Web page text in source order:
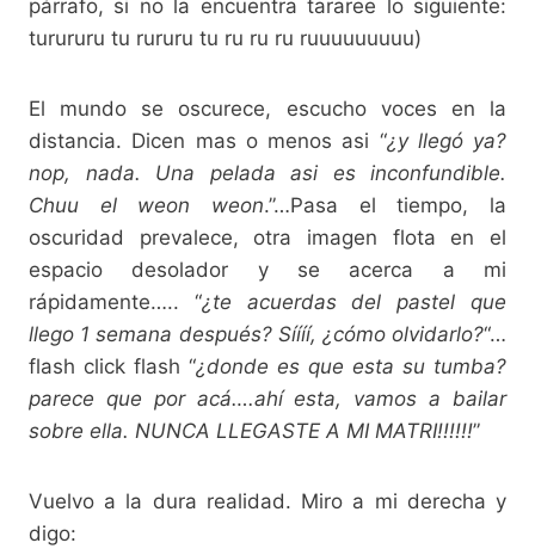
párrafo, si no la encuentra tararee lo siguiente:
turururu tu rururu tu ru ru ru ruuuuuuuuu)
El mundo se oscurece, escucho voces en la
distancia. Dicen mas o menos asi “¿y llegó ya?
nop, nada. Una pelada asi es inconfundible.
Chuu el weon weon.”…Pasa el tiempo, la
oscuridad prevalece, otra imagen flota en el
espacio desolador y se acerca a mi
rápidamente….. “¿te acuerdas del pastel que
llego 1 semana después? Síííí, ¿cómo olvidarlo?“…
flash click flash “¿donde es que esta su tumba?
parece que por acá….ahí esta, vamos a bailar
sobre ella. NUNCA LLEGASTE A MI MATRI!!!!!!”
Vuelvo a la dura realidad. Miro a mi derecha y
digo: